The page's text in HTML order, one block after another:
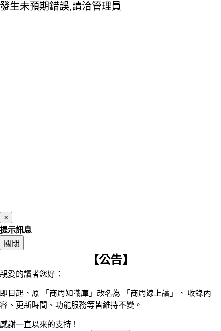
發生未預期錯誤,請洽管理員
×
提示訊息
關閉
【公告】
親愛的讀者您好：
即日起，原 「商周知識庫」改名為 「商周線上讀」， 收錄內
容、更新時間、功能服務等皆維持不變。
感謝一直以來的支持！